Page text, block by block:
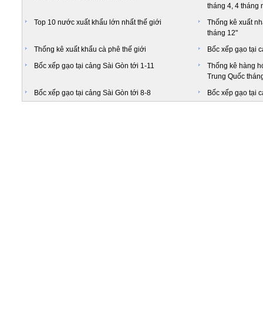
tháng 4, 4 tháng
Top 10 nước xuất khẩu lớn nhất thế giới
Thống kê xuất
tháng 12"
Thống kê xuất khẩu cà phê thế giới
Bốc xếp gạo tại
Bốc xếp gạo tại cảng Sài Gòn tới 1-11
Thống kê hàng
Trung Quốc
Bốc xếp gạo tại cảng Sài Gòn tới 8-8
Bốc xếp gạo tại